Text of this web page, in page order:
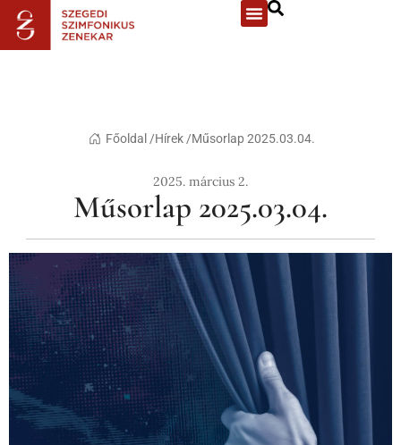
Főoldal /Hírek /Műsorlap 2025.03.04.
2025. március 2.
Műsorlap 2025.03.04.